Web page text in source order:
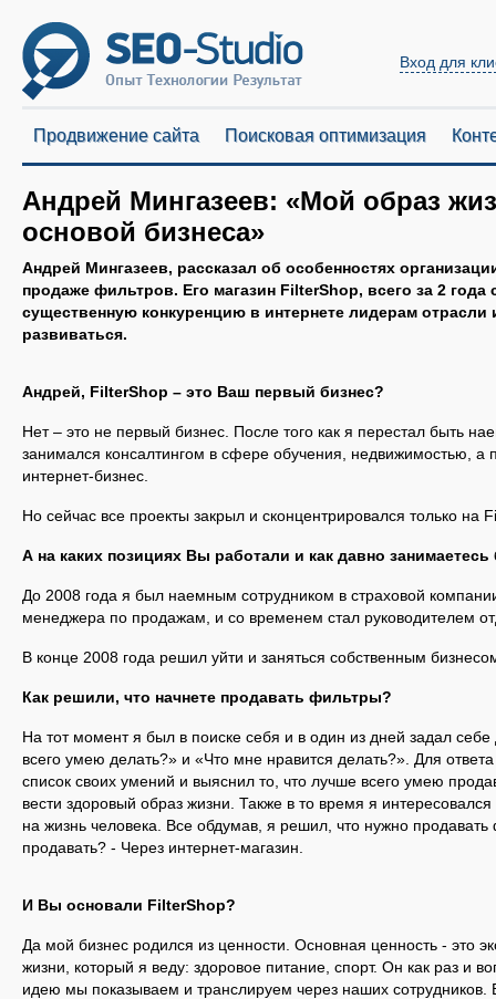
Вход для
Продвижение сайта Поисковая оптимизация
Андрей Мингазеев: «Мой образ
основой бизнеса»
Андрей Мингазеев, рассказал об особенностях
продаже фильтров. Его магазин FilterShop, всего за 2 года
существенную конкуренцию в интернете лидерам отрасли
развиваться.
Андрей, FilterShop – это Ваш первый бизнес?
Нет – это не первый бизнес. После того как я перестал быть
занимался консалтингом в сфере обучения, недвижимостью, а
интернет-бизнес.
Но сейчас все проекты закрыл и сконцентрировался только на
А на каких позициях Вы работали и как давно занимаетесь
До 2008 года я был наемным сотрудником в страховой
менеджера по продажам, и со временем стал руководителем
В конце 2008 года решил уйти и заняться собственным
Как решили, что начнете продавать фильтры?
На тот момент я был в поиске себя и в один из дней задал
всего умею делать?» и «Что мне нравится делать?». Для
список своих умений и выяснил то, что лучше всего умею
вести здоровый образ жизни. Также в то время я
на жизнь человека. Все обдумав, я решил, что нужно
продавать? - Через интернет-магазин.
И Вы основали FilterShop?
Да мой бизнес родился из ценности. Основная ценность - это
жизни, который я веду: здоровое питание, спорт. Он как раз и
идею мы показываем и транслируем через наших